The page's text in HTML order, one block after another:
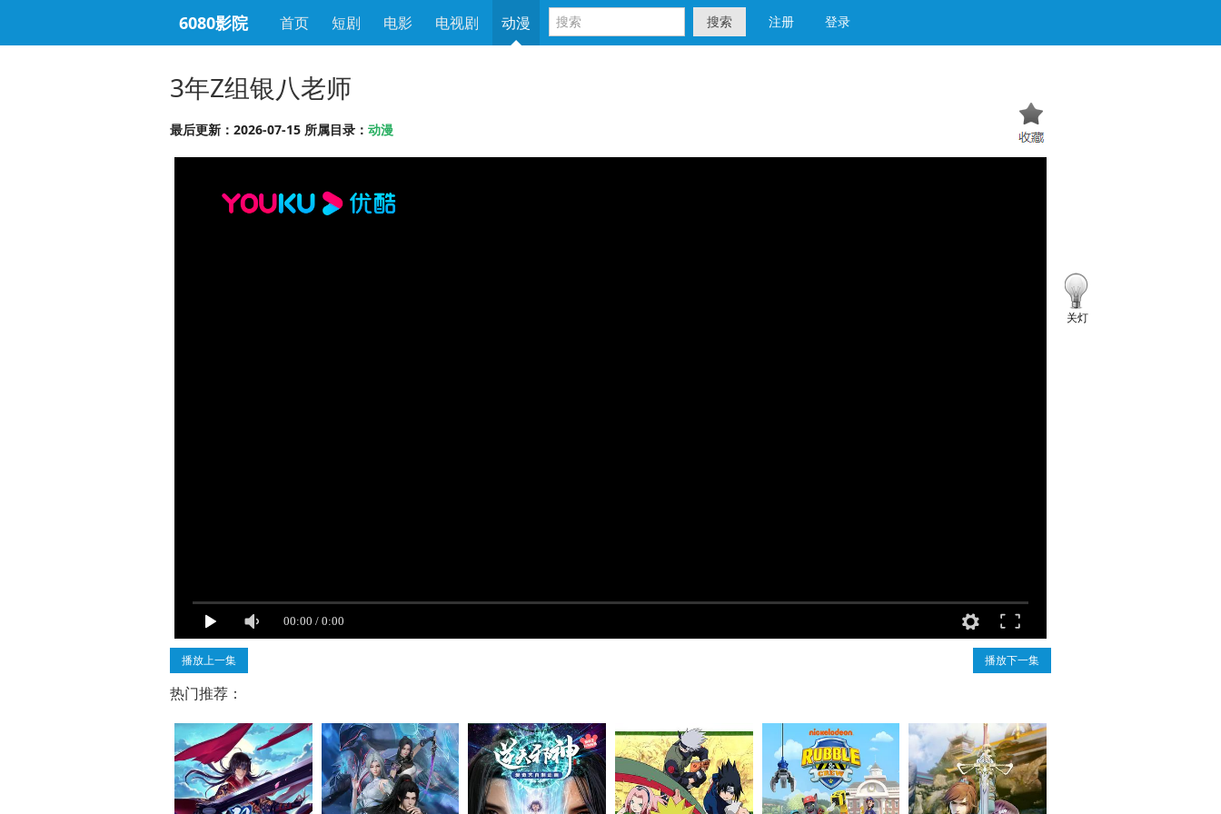
关灯
6080影院 首页 短剧 电影 电视剧 动漫 搜索 注册 登录
3年Z组银八老师
最后更新：2026-07-15 所属目录： 动漫
播放上一集 播放下一集
热门推荐：
仙武帝尊·动态漫画 盗妖行 逆天邪神3D 火影忍者 汪汪队之小砾与工程家族 第三季
灵剑尊